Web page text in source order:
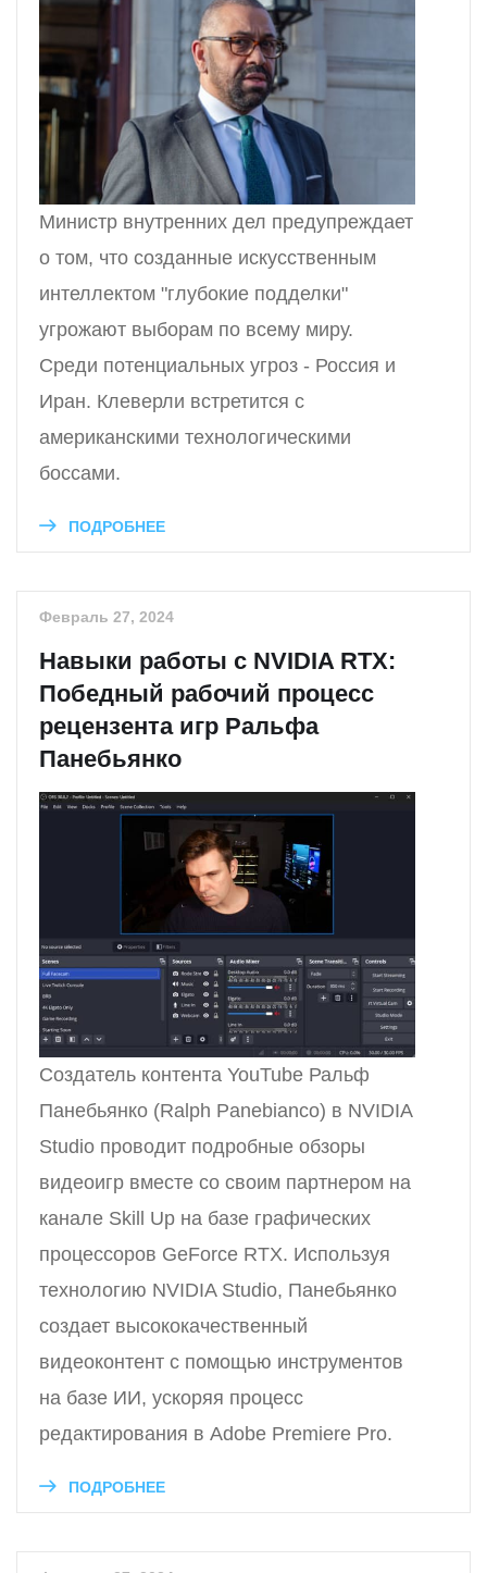
Министр внутренних дел предупреждает
о том, что созданные искусственным
интеллектом "глубокие подделки"
угрожают выборам по всему миру.
Среди потенциальных угроз - Россия и
Иран. Клеверли встретится с
американскими технологическими
боссами.
ПОДРОБНЕЕ
Февраль 27, 2024
Навыки работы с NVIDIA RTX:
Победный рабочий процесс
рецензента игр Ральфа
Панебьянко
Создатель контента YouTube Ральф
Панебьянко (Ralph Panebianco) в NVIDIA
Studio проводит подробные обзоры
видеоигр вместе со своим партнером на
канале Skill Up на базе графических
процессоров GeForce RTX. Используя
технологию NVIDIA Studio, Панебьянко
создает высококачественный
видеоконтент с помощью инструментов
на базе ИИ, ускоряя процесс
редактирования в Adobe Premiere Pro.
ПОДРОБНЕЕ